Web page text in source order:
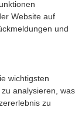
Website auf
und
wichtigsten
analysieren, was
zu